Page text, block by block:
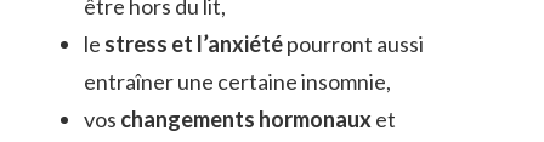
être hors du lit,
le stress et l’anxiétépourront aussi
entraîner une certaine insomnie,
vos changements hormonaux et